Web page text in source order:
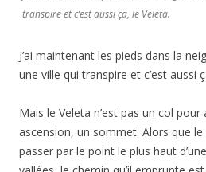
transpire et c’est aussi ça, le Veleta.
J’ai maintenant les pieds dans la
une ville qui transpire et c’est aussi
Mais le Veleta n’est pas un col pour
ascension, un sommet. Alors que
passer par le point le plus haut